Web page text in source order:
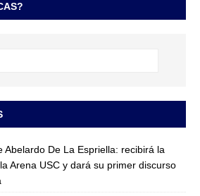
Abelardo De La Espriella: recibirá la
Arena USC y dará su primer discurso